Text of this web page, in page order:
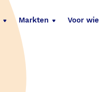
Markten Voor wie